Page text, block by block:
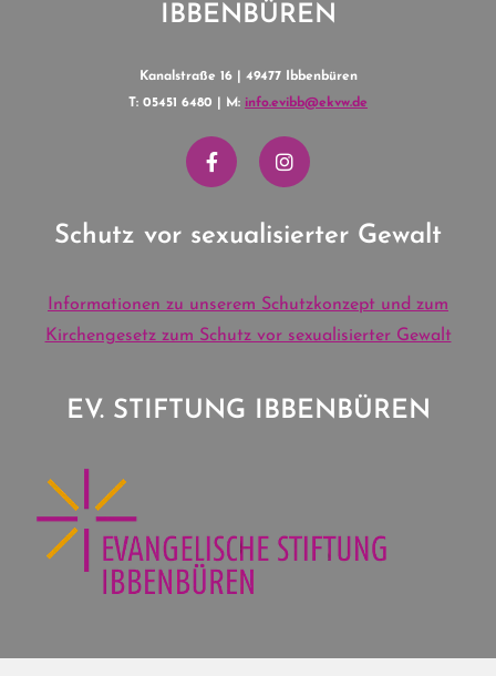
IBBENBÜREN
Kanalstraße 16 | 49477 Ibbenbüren
T: 05451 6480 | M: info.evibb@ekvw.de
Schutz vor sexualisierter Gewalt
Informationen zu unserem Schutzkonzept und zum
Kirchengesetz zum Schutz vor sexualisierter Gewalt
EV. STIFTUNG IBBENBÜREN